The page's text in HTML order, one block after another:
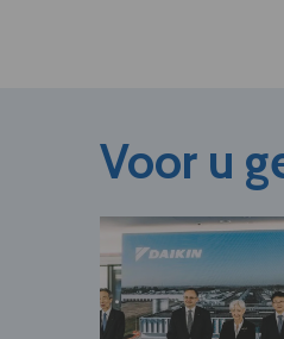
Voor u